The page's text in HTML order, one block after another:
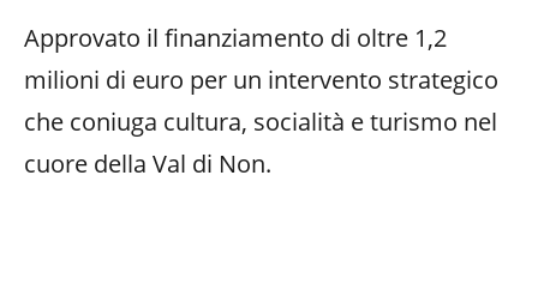
Approvato il finanziamento di oltre 1,2
milioni di euro per un intervento strategico
che coniuga cultura, socialità e turismo nel
cuore della Val di Non.